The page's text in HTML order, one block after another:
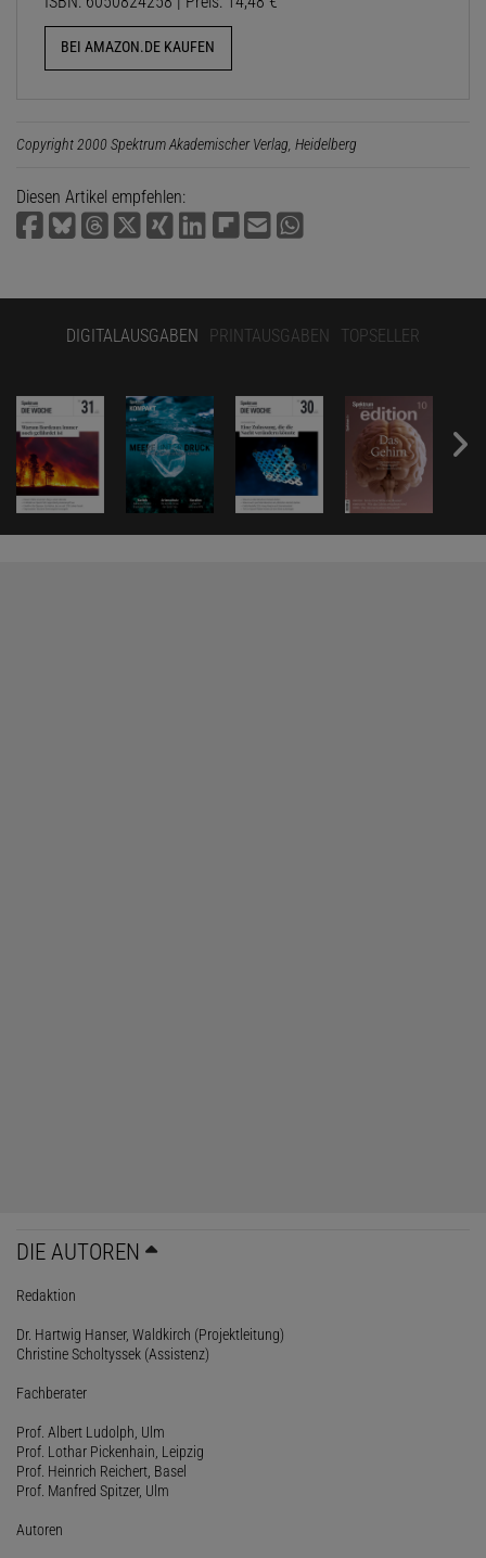
BEI AMAZON.DE KAUFEN
Copyright 2000 Spektrum Akademischer Verlag, Heidelberg
Diesen Artikel empfehlen:
DIGITALAUSGABEN PRINTAUSGABEN TOPSELLER
DIE AUTOREN
Redaktion
Dr. Hartwig Hanser, Waldkirch (Projektleitung)
Christine Scholtyssek (Assistenz)
Fachberater
Prof. Albert Ludolph, Ulm
Prof. Lothar Pickenhain, Leipzig
Prof. Heinrich Reichert, Basel
Prof. Manfred Spitzer, Ulm
Autoren